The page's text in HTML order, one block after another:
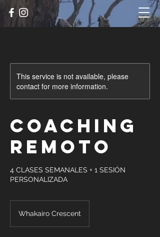
This service is not available, please
contact for more information.
COACHING
REMOTO
4 CLASES SEMANALES + 1 SESIÓN
PERSONALIZADA
Whakairo Crescent